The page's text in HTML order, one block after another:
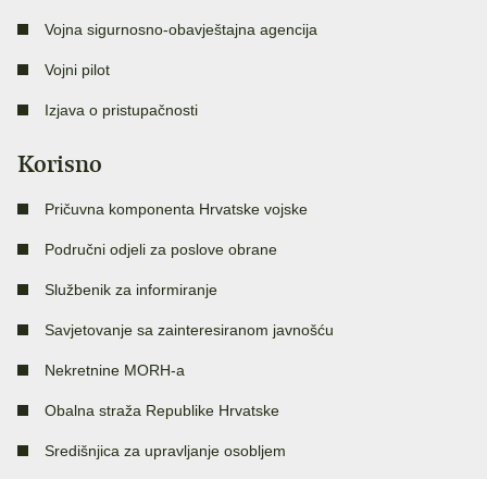
Vojna sigurnosno-obavještajna agencija
Vojni pilot
Izjava o pristupačnosti
Korisno
Pričuvna komponenta Hrvatske vojske
Područni odjeli za poslove obrane
Službenik za informiranje
Savjetovanje sa zainteresiranom javnošću
Nekretnine MORH-a
Obalna straža Republike Hrvatske
Središnjica za upravljanje osobljem